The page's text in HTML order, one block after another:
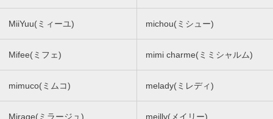
MiiYuu(ミィーユ) michou(ミシュー)
Mifee(ミフェ) mimi charme(ミミシャルム)
mimuco(ミムコ) melady(ミレディ)
Mirage(ミラージュ) meilly(メイリー)